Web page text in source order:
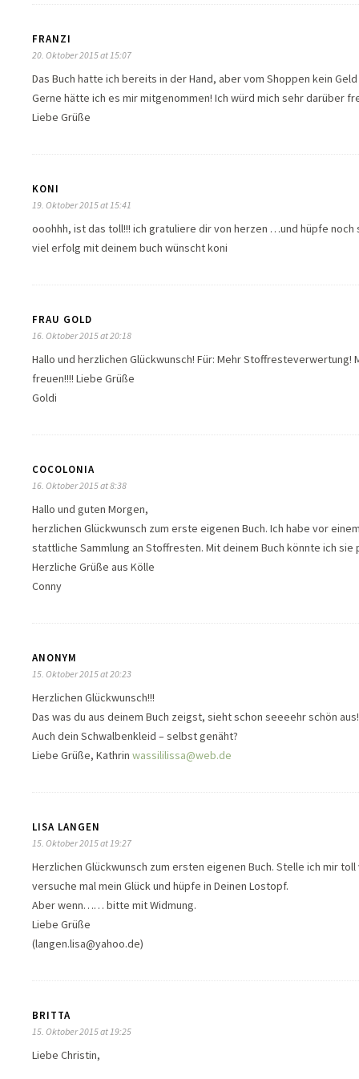
FRANZI
20. Oktober 2015 at 15:07
Das Buch hatte ich bereits in der Hand, aber vom Shoppen kein
Gerne hätte ich es mir mitgenommen! Ich würd mich sehr darüber
Liebe Grüße
KONI
19. Oktober 2015 at 15:41
ooohhh, ist das toll!!! ich gratuliere dir von herzen …und hüpfe noch
viel erfolg mit deinem buch wünscht koni
FRAU GOLD
16. Oktober 2015 at 20:18
Hallo und herzlichen Glückwunsch! Für: Mehr Stoffresteverwertung!
freuen!!!! Liebe Grüße
Goldi
COCOLONIA
16. Oktober 2015 at 8:38
Hallo und guten Morgen,
herzlichen Glückwunsch zum erste eigenen Buch. Ich habe vor
stattliche Sammlung an Stoffresten. Mit deinem Buch könnte ich
Herzliche Grüße aus Kölle
Conny
ANONYM
15. Oktober 2015 at 20:23
Herzlichen Glückwunsch!!!
Das was du aus deinem Buch zeigst, sieht schon seeeehr schön aus!
Auch dein Schwalbenkleid – selbst genäht?
Liebe Grüße, Kathrin wassililissa@web.de
LISA LANGEN
15. Oktober 2015 at 19:27
Herzlichen Glückwunsch zum ersten eigenen Buch. Stelle ich mir
versuche mal mein Glück und hüpfe in Deinen Lostopf.
Aber wenn…… bitte mit Widmung.
Liebe Grüße
(langen.lisa@yahoo.de)
BRITTA
15. Oktober 2015 at 19:25
Liebe Christin,